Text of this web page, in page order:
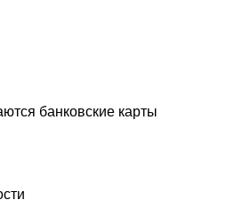
банковские карты